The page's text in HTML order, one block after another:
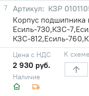
7
КЗР
Корпус
Есиль-730,КЗС-
КЗС-812,Есиль-
Наличие
Цена с НДС
2 930 руб.
К схеме